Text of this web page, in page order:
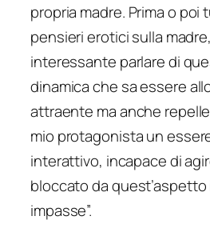
propria madre. Prima o poi
pensieri erotici sulla
interessante parlare di
dinamica che sa essere
attraente ma anche
mio protagonista un
interattivo, incapace di
bloccato da
impasse”.